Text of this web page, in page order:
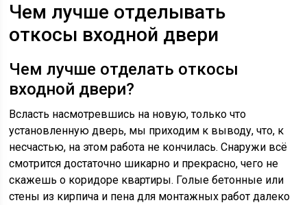
Чем лучше отделывать
откосы входной двери
Чем лучше отделать откосы
входной двери?
Всласть насмотревшись на новую, только что
установленную дверь, мы приходим к выводу, что, к
несчастью, на этом работа не кончилась. Снаружи всё
смотрится достаточно шикарно и прекрасно, чего не
скажешь о коридоре квартиры. Голые бетонные или
стены из кирпича и пена для монтажных работ далеко